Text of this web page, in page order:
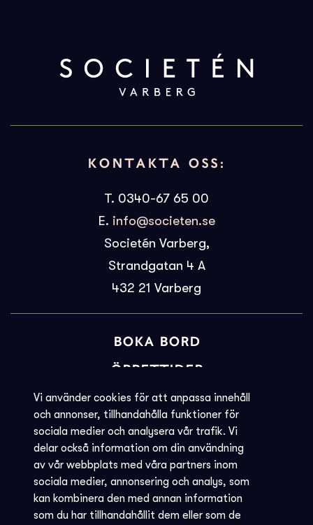
Vi använder cookies för att anpassa innehåll
och annonser, tillhandahålla funktioner för
sociala medier och analysera vår trafik. Vi
delar också information om din användning
av vår webbplats med våra partners inom
sociala medier, annonsering och analys, som
kan kombinera den med annan information
som du har tillhandahållit dem eller som de
KONTAKTA OSS:
T. 0340-67 65 00
E. info@societen.se
Societén Varberg,
Strandgatan 4 A
432 21 Varberg
BOKA BORD
ÖPPETTIDER
BILJETTINFORMATION
KVARGLÖMT
Societéns policy
JOBBA MED OSS
INTEGRITETSPOLICY